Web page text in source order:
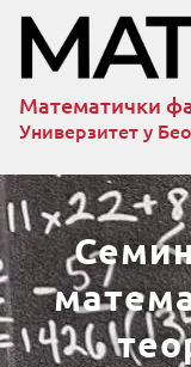
Математички
Универзитет у